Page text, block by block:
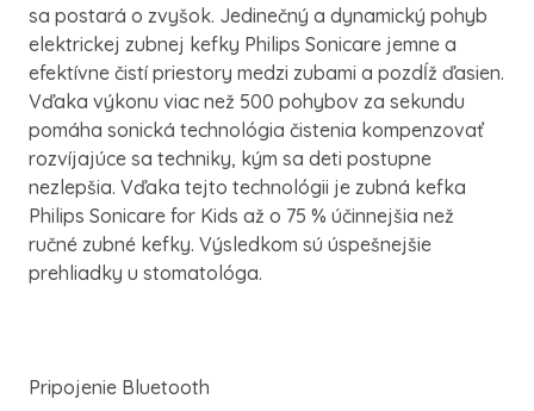
sa postará o zvyšok. Jedinečný a dynamický pohyb
elektrickej zubnej kefky Philips Sonicare jemne a
efektívne čistí priestory medzi zubami a pozdĺž ďasien.
Vďaka výkonu viac než 500 pohybov za sekundu
pomáha sonická technológia čistenia kompenzovať
rozvíjajúce sa techniky, kým sa deti postupne
nezlepšia. Vďaka tejto technológii je zubná kefka
Philips Sonicare for Kids až o 75 % účinnejšia než
ručné zubné kefky. Výsledkom sú úspešnejšie
prehliadky u stomatológa.
Pripojenie Bluetooth